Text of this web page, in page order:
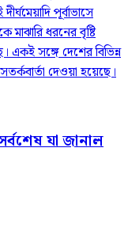
পূর্বাভাসে
ধরনের বৃষ্টি
একই সঙ্গে দেশের বিভিন্ন
দেওয়া হয়েছে।
যা জানাল